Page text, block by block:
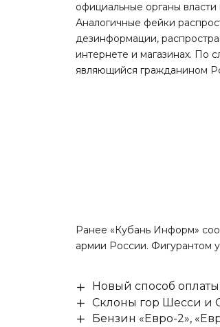
официальные органы
Аналогичные фейки
дезинформации,
интернете и магазинах. По
являющийся гражданином
Ранее «Кубань Информ»
армии России. Фигурантом
Новый способ
Склоны гор Шесси и
Бензин «Евро-2»,